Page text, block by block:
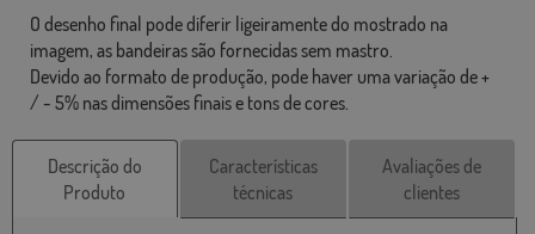
O desenho final pode diferir ligeiramente do mostrado na
imagem, as bandeiras são fornecidas sem mastro.
Devido ao formato de produção, pode haver uma variação de +
/ - 5% nas dimensões finais e tons de cores.
Descrição do
Produto
Características
técnicas
Avaliações de
clientes